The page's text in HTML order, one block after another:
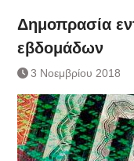
Δημοπρασία
εβδομάδων
3 Νοεμβρίου 2018